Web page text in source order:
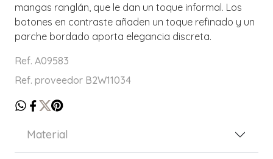
mangas ranglán, que le dan un toque informal. Los
botones en contraste añaden un toque refinado y un
parche bordado aporta elegancia discreta.
Ref. A09583
Ref. proveedor B2W11034
Material